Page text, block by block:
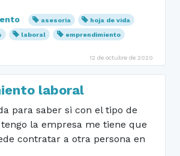
asesoria
hoja de vida
laboral emprendimiento
12 de octubre de 2020
laboral
para saber si con el tipo de
la empresa me tiene que
contratar a otra persona en